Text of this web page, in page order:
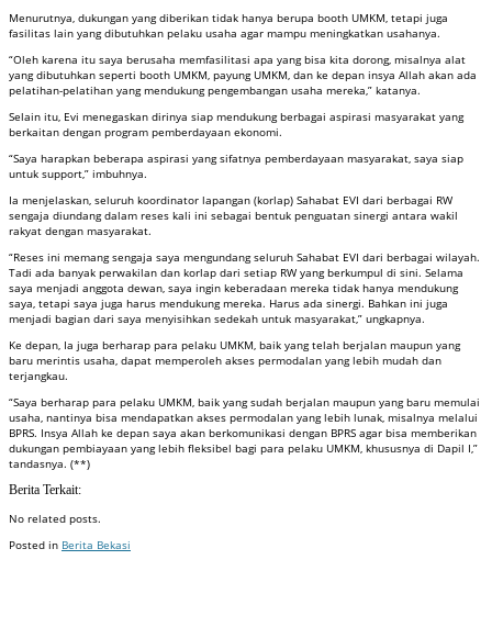
Menurutnya, dukungan yang diberikan tidak hanya berupa booth UMKM, tetapi juga
fasilitas lain yang dibutuhkan pelaku usaha agar mampu meningkatkan usahanya.
“Oleh karena itu saya berusaha memfasilitasi apa yang bisa kita dorong, misalnya alat
yang dibutuhkan seperti booth UMKM, payung UMKM, dan ke depan insya Allah akan ada
pelatihan-pelatihan yang mendukung pengembangan usaha mereka,” katanya.
Selain itu, Evi menegaskan dirinya siap mendukung berbagai aspirasi masyarakat yang
berkaitan dengan program pemberdayaan ekonomi.
“Saya harapkan beberapa aspirasi yang sifatnya pemberdayaan masyarakat, saya siap
untuk support,” imbuhnya.
Ia menjelaskan, seluruh koordinator lapangan (korlap) Sahabat EVI dari berbagai RW
sengaja diundang dalam reses kali ini sebagai bentuk penguatan sinergi antara wakil
rakyat dengan masyarakat.
“Reses ini memang sengaja saya mengundang seluruh Sahabat EVI dari berbagai wilayah.
Tadi ada banyak perwakilan dan korlap dari setiap RW yang berkumpul di sini. Selama
saya menjadi anggota dewan, saya ingin keberadaan mereka tidak hanya mendukung
saya, tetapi saya juga harus mendukung mereka. Harus ada sinergi. Bahkan ini juga
menjadi bagian dari saya menyisihkan sedekah untuk masyarakat,” ungkapnya.
Ke depan, Ia juga berharap para pelaku UMKM, baik yang telah berjalan maupun yang
baru merintis usaha, dapat memperoleh akses permodalan yang lebih mudah dan
terjangkau.
“Saya berharap para pelaku UMKM, baik yang sudah berjalan maupun yang baru memulai
usaha, nantinya bisa mendapatkan akses permodalan yang lebih lunak, misalnya melalui
BPRS. Insya Allah ke depan saya akan berkomunikasi dengan BPRS agar bisa memberikan
dukungan pembiayaan yang lebih fleksibel bagi para pelaku UMKM, khususnya di Dapil I,”
tandasnya. (**)
Berita Terkait:
No related posts.
Posted in Berita Bekasi